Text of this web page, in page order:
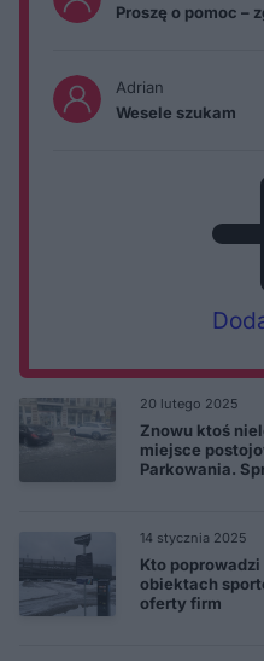
20 lutego 2025
Znowu ktoś
miejsce
Parkowania.
14 stycznia 2025
Kto
obiektach
oferty firm
Proszę o pomoc –
Adrian
Wesele szukam